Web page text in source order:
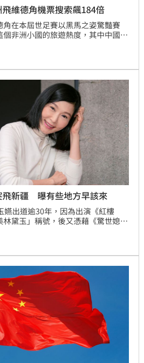
維德角機票搜索飆184倍
角在本屆世足賽以黑馬之姿驚豔賽
非洲小國的旅遊熱度，其中中國廣
飛新疆 曝有些地方早該來
嬿出道逾30年，因為出演《紅樓
林黛玉」稱號，後又憑藉《驚世媳